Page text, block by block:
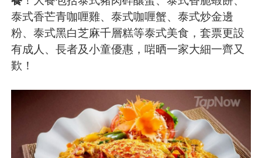
泰式香芒青咖喱雞、泰式咖喱蟹、泰式炒金邊
粉、泰式黑白芝麻千層糕等泰式美食，套票更設
有成人、長者及小童優惠，啱晒一家大細一齊又
歎！